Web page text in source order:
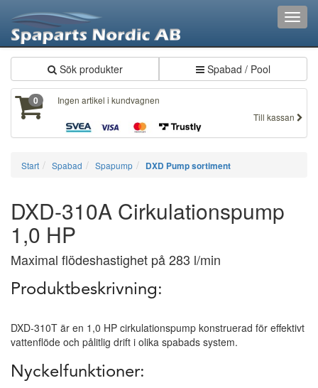
Sök produkter Spabad / Pool
0
Ingen artikel i kundvagnen
Till kassan
Start Spabad Spapump DXD Pump sortiment
DXD-310A Cirkulationspump
1,0 HP
Maximal flödeshastighet på 283 l/min
Produktbeskrivning:
DXD-310T är en 1,0 HP cirkulationspump konstruerad för effektivt
vattenflöde och pålitlig drift i olika spabads system.
Nyckelfunktioner: